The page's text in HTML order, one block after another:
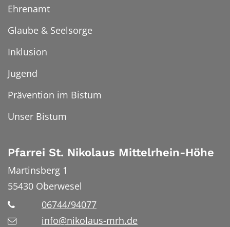
Ehrenamt
Glaube & Seelsorge
Inklusion
Jugend
Prävention im Bistum
Unser Bistum
Pfarrei St. Nikolaus Mittelrhein-Höhe
Martinsberg 1
55430 Oberwesel
06744/94077
info@nikolaus-mrh.de